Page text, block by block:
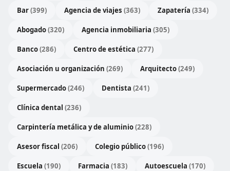
Bar(399) Agencia de viajes (363) Zapatería (334)
Abogado(320) Agencia inmobiliaria (305)
Banco(286) Centro de estética (277)
Asociación u organización (269) Arquitecto(249)
Supermercado(246) Dentista (241)
Clínica dental (236)
Carpintería metálica y de aluminio(228)
Asesor fiscal (206) Colegio público(196)
Escuela (190) Farmacia (183) Autoescuela (170)